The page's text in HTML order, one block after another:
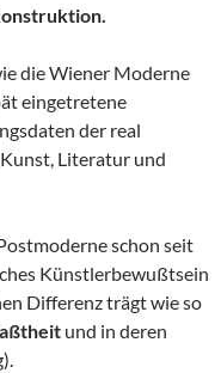
die Wiener Moderne
eingetretene
der real
Literatur und
schon seit
Künstlerbewußtsein
Differenz trägt wie so
und in deren